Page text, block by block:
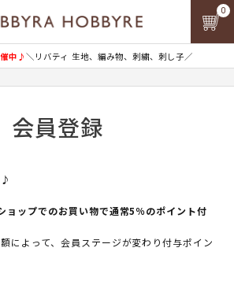
催中♪＼リバティ 生地、編み物、刺繍、刺し子／
0
会員登録
♪
ョップでのお買い物で通常5％のポイント付
によって、会員ステージが変わり付与ポイン